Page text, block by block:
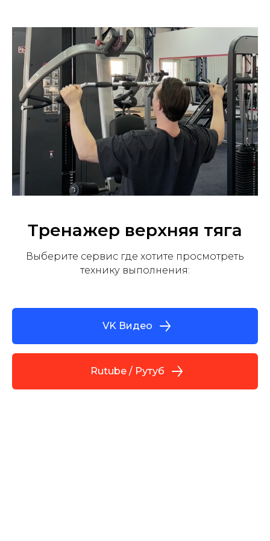
Тренажер ⁠верхняя тяга
Выберите сервис где хотите просмотреть
технику выполнения:
VK Видео
Rutube / Рутуб